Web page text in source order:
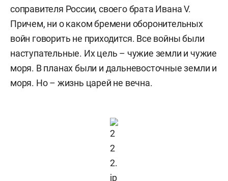
соправителя России, своего брата Ивана V.
Причем, ни о каком бремени оборонительных
войн говорить не приходится. Все войны были
наступательные. Их цель – чужие земли и чужие
моря. В планах были и дальневосточные земли и
моря. Но – жизнь царей не вечна.